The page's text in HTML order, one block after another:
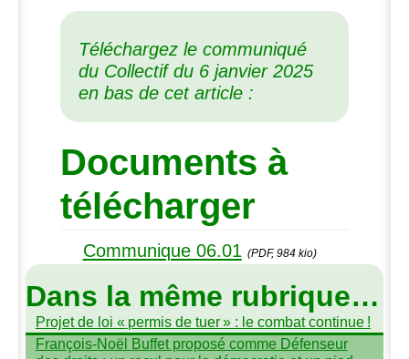
Téléchargez le communiqué
du Collectif du 6 janvier 2025
en bas de cet article :
Documents à
télécharger
Communique 06.01 (PDF, 984 kio)
Dans la même rubrique…
Projet de loi « permis de tuer» : le combat continue !
François-Noël Buffet proposé comme Défenseur